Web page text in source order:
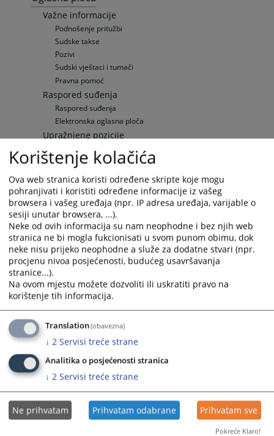
Važne informacije
Podnošenje pritužbi
Sudske takse
Pozivi
Sudski vještaci i tumači
Pravna pomoć
Raspored suđenja
Raspored suđenja
Elektronska oglasna ploča
Upražnjene pozicije
Opće informacije
Objavljene pozicije
Sudska prodaja
Nekretnine
Vozila
Ostale prodaje
Vaša pitanja
Često postavljana pitanja
Često postavljana pitanja
Specifična pitanja
Zemljišno-knjižni izvadak
Odnosi s javnošću
Vijesti
Objave presuda
Saopćenja za javnost
Publikacije
Ostale publikacije
Zakon o slobodi pristupa informacijama
Korištenje kolačića
Ova web stranica koristi određene skripte koje mogu
pohranjivati i koristiti određene informacije iz vašeg
browsera i vašeg uređaja (npr. IP adresa uređaja, varijable o
sesiji unutar browsera, ...).
Neke od ovih informacija su nam neophodne i bez njih web
stranica ne bi mogla fukcionisati u svom punom obimu, dok
neke nisu prijeko neophodne a služe za dodatne stvari (npr.
procjenu nivoa posjećenosti, budućeg usavršavanja
stranice...).
Na ovom mjestu možete dozvoliti ili uskratiti pravo na
korištenje tih informacija.
Translation(obavezna)
↓ 2 Servisi treće strane
Analitika o posjećenosti stranica
↓ 2 Servisi treće strane
Ne prihvatam Prihvatam odabrane Prihvatam sve
Pokreće Klaro!